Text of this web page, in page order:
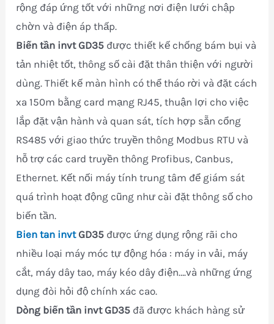
rộng đáp ứng tốt với những nơi điện lưới chập
chờn và điện áp thấp.
Biến tần invt GD35 được thiết kế chống bám bụi và
tản nhiệt tốt, thông số cài đặt thân thiện với người
dùng. Thiết kế màn hình có thể tháo rời và đặt cách
xa 150m bằng card mạng RJ45, thuận lợi cho việc
lắp đặt vận hành và quan sát, tích hợp sẵn cổng
RS485 với giao thức truyền thông Modbus RTU và
hỗ trợ các card truyền thông Profibus, Canbus,
Ethernet. Kết nối máy tính trung tâm để giám sát
quá trình hoạt động cũng như cài đặt thông số cho
biến tần.
Bien tan invt GD35 được ứng dụng rộng rãi cho
nhiều loại máy móc tự động hóa : máy in vải, máy
cắt, máy dây tao, máy kéo dây điện….và những ứng
dụng đòi hỏi độ chính xác cao.
Dòng biến tần invt GD35 đã được khách hàng sử